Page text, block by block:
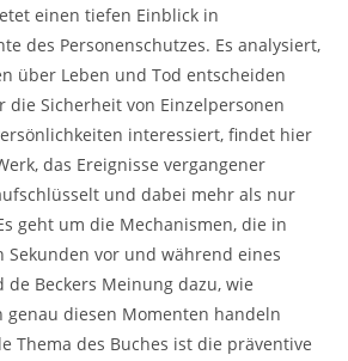
einen tiefen Einblick in
des Personenschutzes. Es analysiert,
über Leben und Tod entscheiden
die Sicherheit von Einzelpersonen
interessiert, findet hier
das Ereignisse vergangener
und dabei mehr als nur
geht um die Mechanismen, die in
Sekunden vor und während eines
Beckers Meinung dazu, wie
genau diesen Momenten handeln
Thema des Buches ist die präventive